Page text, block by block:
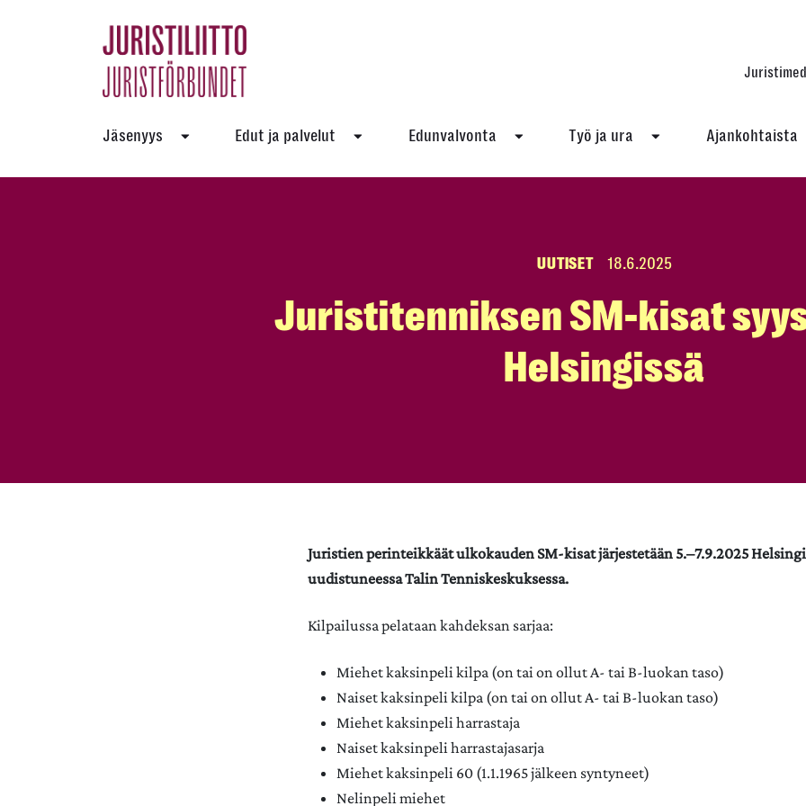
Jäsenyys Edut ja palvelut Edunvalvonta Työ ja ura Ajankohtaista
UUTISET 18.6.2025
Juristitenniksen SM-kisat
Helsingissä
Juristien perinteikkäät ulkokauden SM-kisat järjestetään 5.–7.9.2025
uudistuneessa Talin Tenniskeskuksessa.
Kilpailussa pelataan kahdeksan sarjaa:
Miehet kaksinpeli kilpa (on tai on ollut A- tai B-luokan taso)
Naiset kaksinpeli kilpa (on tai on ollut A- tai B-luokan taso)
Miehet kaksinpeli harrastaja
Naiset kaksinpeli harrastajasarja
Miehet kaksinpeli 60 (1.1.1965 jälkeen syntyneet)
Nelinpeli miehet